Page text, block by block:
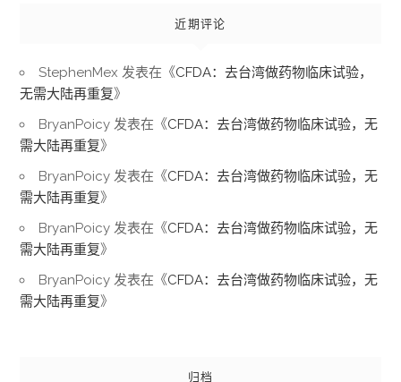
近期评论
StephenMex 发表在《CFDA：去台湾做药物临床试验，
无需大陆再重复》
BryanPoicy 发表在《CFDA：去台湾做药物临床试验，无
需大陆再重复》
BryanPoicy 发表在《CFDA：去台湾做药物临床试验，无
需大陆再重复》
BryanPoicy 发表在《CFDA：去台湾做药物临床试验，无
需大陆再重复》
BryanPoicy 发表在《CFDA：去台湾做药物临床试验，无
需大陆再重复》
归档